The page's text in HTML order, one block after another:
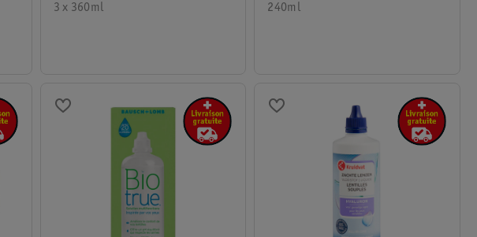
3 x 360ml
240ml